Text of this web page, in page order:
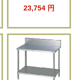
23,754 円